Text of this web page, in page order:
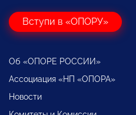
Вступи в «ОПОРУ»
Об «ОПОРЕ РОССИИ»
Ассоциация «НП «ОПОРА»
Новости